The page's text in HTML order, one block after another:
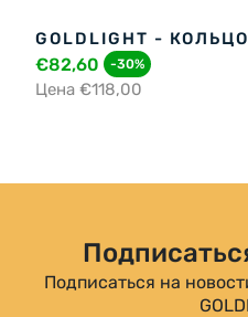
GOLDLIGHT - КОЛЬЦО
€82,60 -30%
Цена €118,00
Подписаться на